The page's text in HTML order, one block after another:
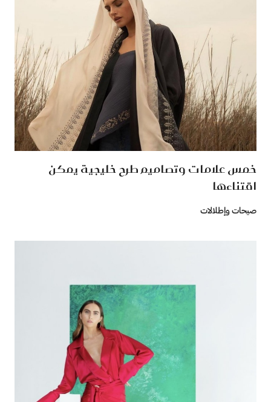
خمس علامات وتصاميم طرح خليجية يمكن
اقتناءها
صيحات وإطلالات